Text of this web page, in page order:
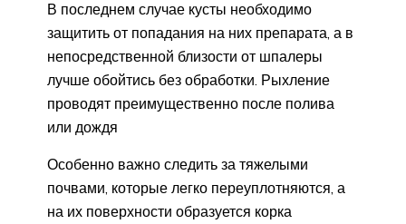
В последнем случае кусты необходимо
защитить от попадания на них препарата, а в
непосредственной близости от шпалеры
лучше обойтись без обработки. Рыхление
проводят преимущественно после полива
или дождя
Особенно важно следить за тяжелыми
почвами, которые легко переуплотняются, а
на их поверхности образуется корка